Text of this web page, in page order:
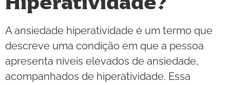
A ansiedade hiperatividade é um termo que
descreve uma condição em que a pessoa
apresenta níveis elevados de ansiedade,
acompanhados de hiperatividade. Essa